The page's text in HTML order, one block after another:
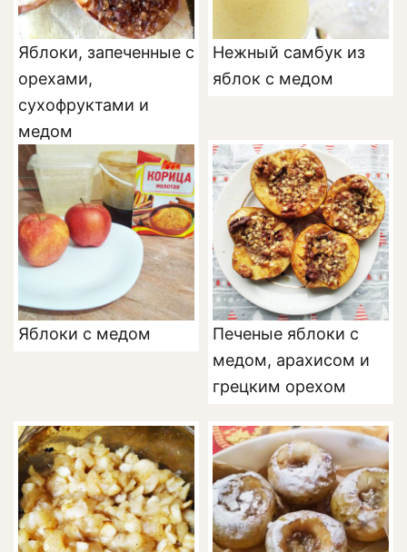
Яблоки, запеченные с
орехами,
сухофруктами и
медом
Нежный самбук из
яблок с медом
Яблоки с медом
Печеные яблоки с
медом, арахисом и
грецким орехом